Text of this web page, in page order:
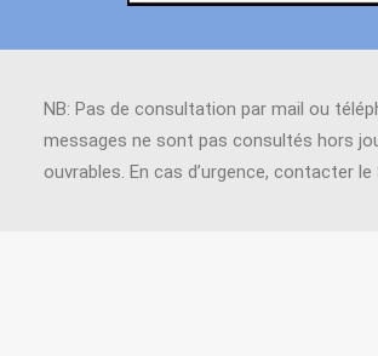
NB: Pas de consultation par mail ou
messages ne sont pas consultés hors
ouvrables. En cas d’urgence, contacter le